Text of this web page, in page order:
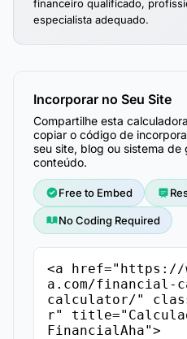
financeiro qualificado,
especialista adequado.
Incorporar no Seu Site
Compartilhe esta
copiar o código de
seu site, blog ou sistema de
conteúdo.
Free to Embed
No Coding Required
<a href="https://
a.com/financial-
calculator/"
r"
FinancialAha">